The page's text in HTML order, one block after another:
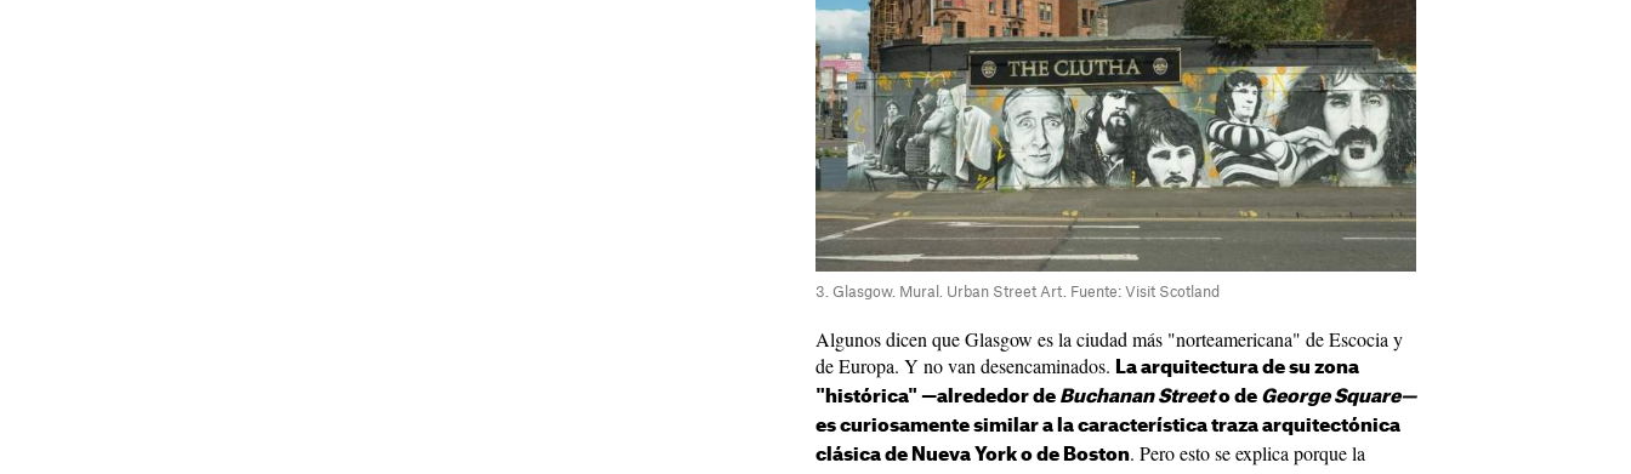
3. Glasgow. Mural. Urban Street Art. Fuente: Visit Scotland
Algunos dicen que Glasgow es la ciudad más "norteamericana" de Escocia y
de Europa. Y no van desencaminados. La arquitectura de su zona
"histórica" —alrededor de Buchanan Streeto de George Square—
es curiosamente similar a la característica traza arquitectónica
clásica de Nueva York o de Boston. Pero esto se explica porque la